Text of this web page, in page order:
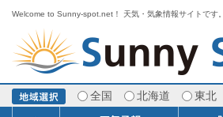
Welcome to Sunny-spot.net！ 天気・気象情報サイトです。
全国 北海道 東北